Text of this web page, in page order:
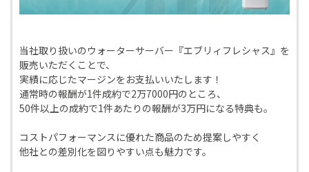
当社取り扱いのウォーターサーバー『エブリィフレシャス』を
販売いただくことで、
実績に応じたマージンをお支払いいたします！
通常時の報酬が1件成約で2万7000円のところ、
50件以上の成約で1件あたりの報酬が3万円になる特典も。
コストパフォーマンスに優れた商品のため提案しやすく
他社との差別化を図りやすい点も魅力です。